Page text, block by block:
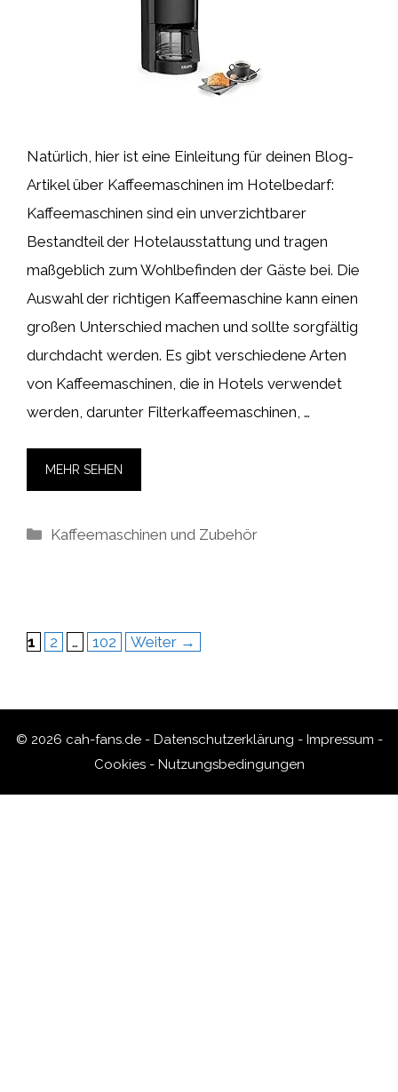
Natürlich, hier ist eine Einleitung für deinen Blog-
Artikel über Kaffeemaschinen im Hotelbedarf:
Kaffeemaschinen sind ein unverzichtbarer
Bestandteil der Hotelausstattung und tragen
maßgeblich zum Wohlbefinden der Gäste bei. Die
Auswahl der richtigen Kaffeemaschine kann einen
großen Unterschied machen und sollte sorgfältig
durchdacht werden. Es gibt verschiedene Arten
von Kaffeemaschinen, die in Hotels verwendet
werden, darunter Filterkaffeemaschinen, …
MEHR SEHEN
Kategorien
Kaffeemaschinen und Zubehör
Seite
1 Seite
2 … Seite
102 Weiter →
© 2026 cah-fans.de - Datenschutzerklärung - Impressum -
Cookies- Nutzungsbedingungen